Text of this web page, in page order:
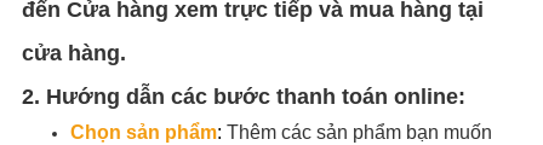
đến Cửa hàng xem trực tiếp và mua hàng tại
cửa hàng.
2. Hướng dẫn các bước thanh toán online:
Chọn sản phẩm: Thêm các sản phẩm bạn muốn